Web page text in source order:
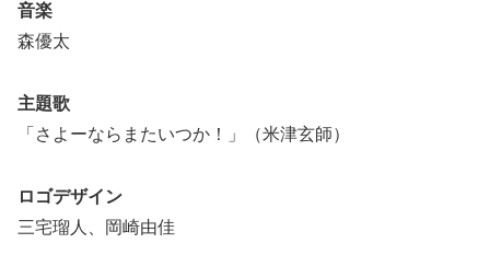
音楽
森優太
主題歌
「さよーならまたいつか！」（米津玄師）
ロゴデザイン
三宅瑠人、岡崎由佳